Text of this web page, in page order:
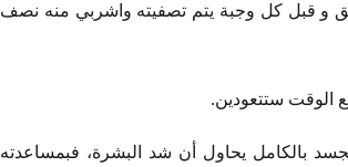
و قبل كل وجبة يتم تصفيته واشربي منه نصف
الوقت ستتعودين.
بالكامل يحاول أن شد البشرة، فبمساعدته